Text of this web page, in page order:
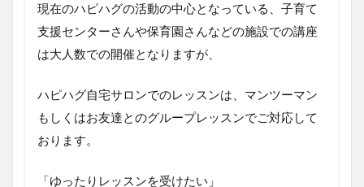
現在のハピハグの活動の中心となっている、子育て
支援センターさんや保育園さんなどの施設での講座
は大人数での開催となりますが、
ハピハグ自宅サロンでのレッスンは、マンツーマン
もしくはお友達とのグループレッスンでご対応して
おります。
「ゆったりレッスンを受けたい」